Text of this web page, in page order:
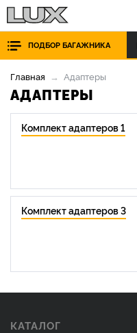
ПОДБОР БАГАЖНИКА
Главная Адаптеры
АДАПТЕРЫ
Комплект адаптеров 1
Комплект адаптеров 3
КАТАЛОГ